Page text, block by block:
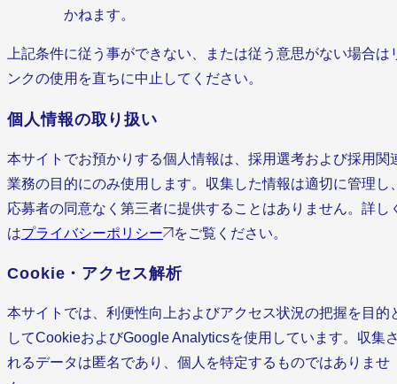
かねます。
上記条件に従う事ができない、または従う意思がない場合は
ンクの使用を直ちに中止してください。
個人情報の取り扱い
本サイトでお預かりする個人情報は、採用選考および採用関
業務の目的にのみ使用します。収集した情報は適切に管理し
応募者の同意なく第三者に提供することはありません。詳し
はプライバシーポリシー をご覧ください。
Cookie・アクセス解析
本サイトでは、利便性向上およびアクセス状況の把握を目的
してCookieおよびGoogle Analyticsを使用しています。収集
れるデータは匿名であり、個人を特定するものではありませ